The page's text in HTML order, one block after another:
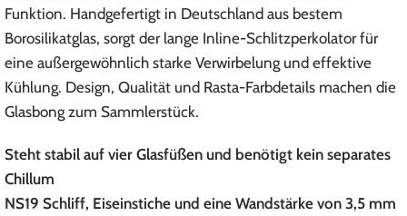
Funktion. Handgefertigt in Deutschland aus bestem
Borosilikatglas, sorgt der lange Inline-Schlitzperkolator für
eine außergewöhnlich starke Verwirbelung und effektive
Kühlung. Design, Qualität und Rasta-Farbdetails machen die
Glasbong zum Sammlerstück.
Steht stabil auf vier Glasfüßen und benötigt kein separates
Chillum
NS19 Schliff, Eiseinstiche und eine Wandstärke von 3,5 mm